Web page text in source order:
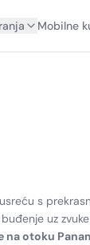
Mobilne
s
uz
na otoku